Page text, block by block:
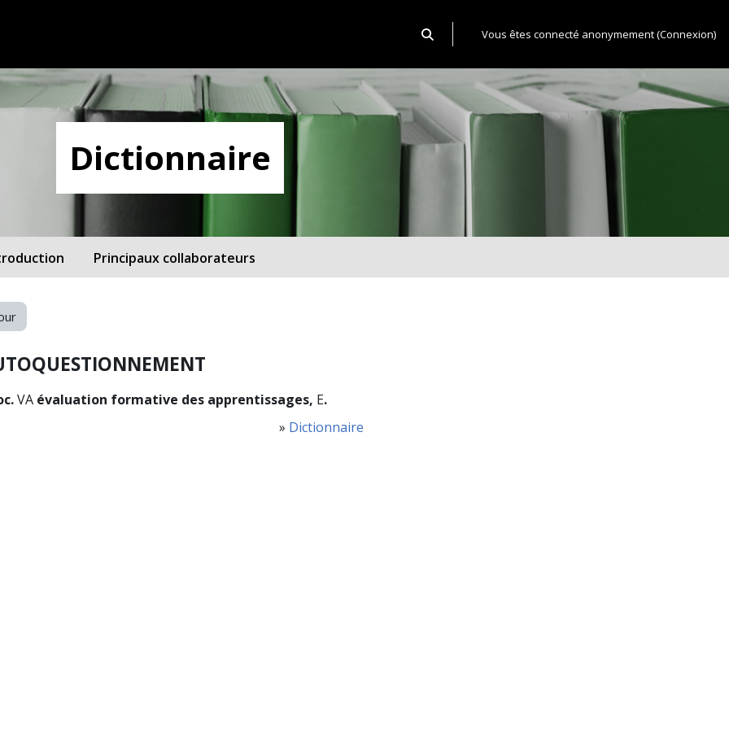
Activer/désactiver la saisie de recherche
Vous êtes connecté anonymement (Connexion)
Dictionnaire
Principaux collaborateurs
VA évaluation formative des apprentissages, E.
» Dictionnaire